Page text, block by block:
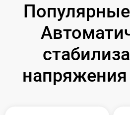
напряжения